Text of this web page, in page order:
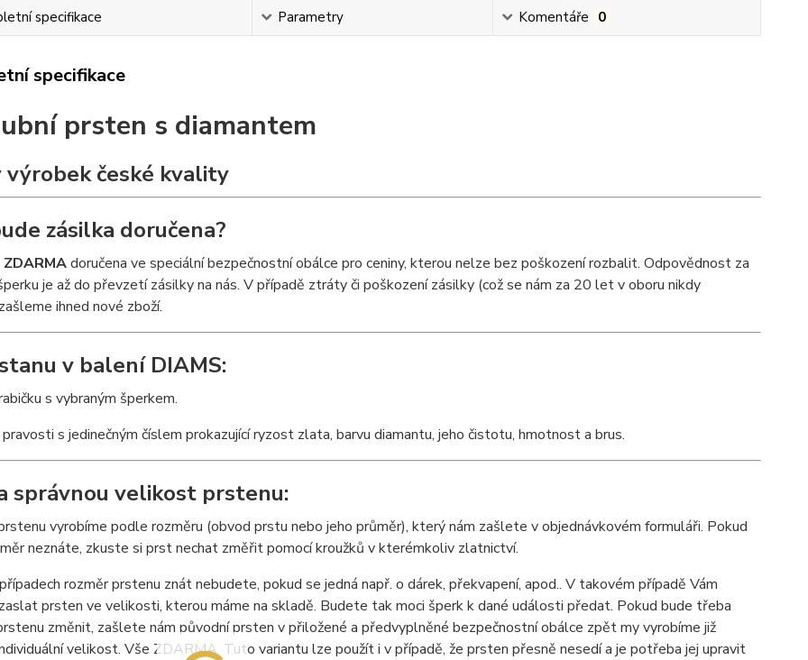
specifikace Parametry Komentáře 0
specifikace
prsten s diamantem
výrobek české kvality
zásilka doručena?
ZDARMAdoručena ve speciální bezpečnostní obálce pro ceniny, kterou nelze bez poškození rozbalit. Odpovědnost za
je až do převzetí zásilky na nás. V případě ztráty či poškození zásilky (což se nám za 20 let v oboru nikdy
zašleme ihned nové zboží.
v balení DIAMS:
s vybraným šperkem.
s jedinečným číslem prokazující ryzost zlata, barvu diamantu, jeho čistotu, hmotnost a brus.
správnou velikost prstenu:
vyrobíme podle rozměru (obvod prstu nebo jeho průměr), který nám zašlete v objednávkovém formuláři. Pokud
neznáte, zkuste si prst nechat změřit pomocí kroužků v kterémkoliv zlatnictví.
rozměr prstenu znát nebudete, pokud se jedná např. o dárek, překvapení, apod.. V takovém případě Vám
prsten ve velikosti, kterou máme na skladě. Budete tak moci šperk k dané události předat. Pokud bude třeba
změnit, zašlete nám původní prsten v přiložené a předvyplněné bezpečnostní obálce zpět my vyrobíme již
velikost. Vše ZDARMA. Tuto variantu lze použít i v případě, že prsten přesně nesedí a je potřeba jej upravit